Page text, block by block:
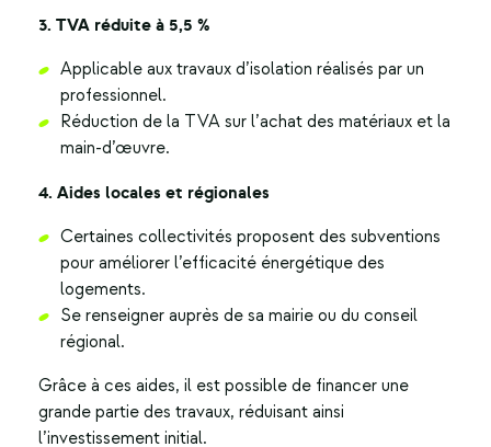
3. TVA réduite à 5,5 %
Applicable aux travaux d’isolation réalisés par un
professionnel.
Réduction de la TVA sur l’achat des matériaux et la
main-d’œuvre.
4. Aides locales et régionales
Certaines collectivités proposent des subventions
pour améliorer l’efficacité énergétique des
logements.
Se renseigner auprès de sa mairie ou du conseil
régional.
Grâce à ces aides, il est possible de financer une
grande partie des travaux, réduisant ainsi
l’investissement initial.